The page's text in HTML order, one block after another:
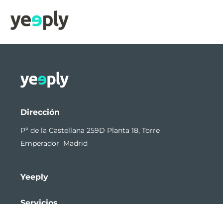
Dirección
Pº de la Castellana 259D Planta 18, Torre
Emperador Madrid
Yeeply